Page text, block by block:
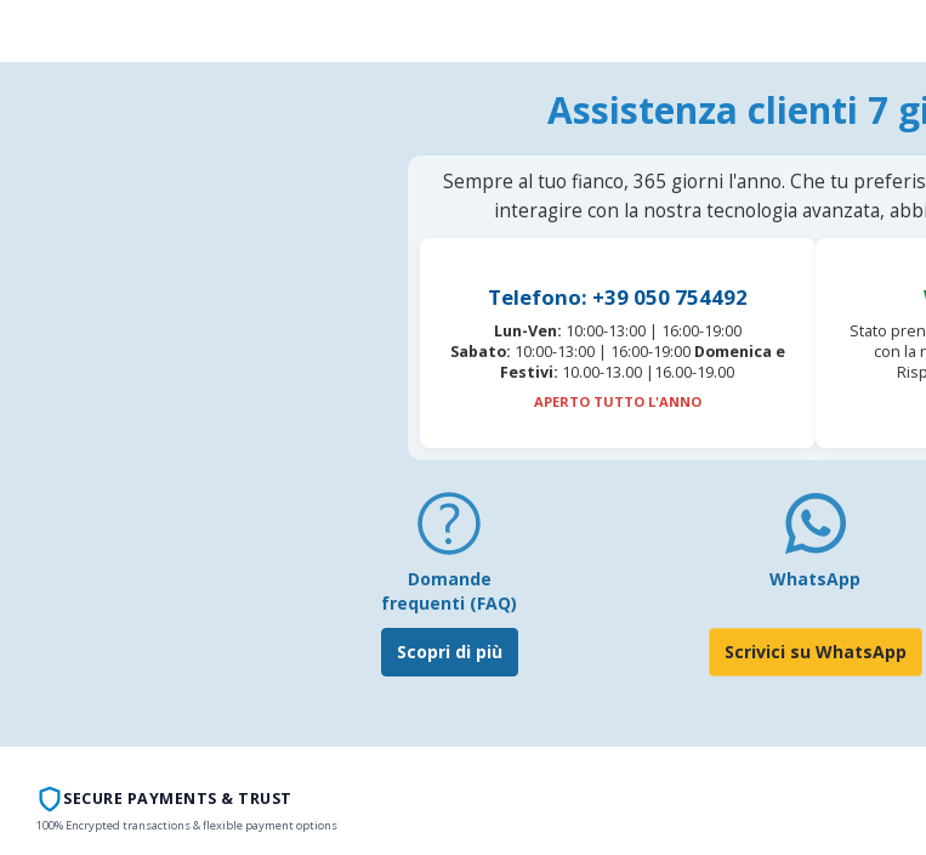
Assistenza clienti 7
Sempre al tuo fianco, 365 giorni l'anno. Che tu
interagire con la nostra tecnologia avanzata,
Telefono: +39 050 754492
Lun-Ven: 10:00-13:00 | 16:00-19:00
Sabato: 10:00-13:00 | 16:00-19:00 Domenica e
Festivi: 10.00-13.00 |16.00-19.00
APERTO TUTTO L'ANNO
Stato
con la
Domande
frequenti (FAQ)
Scopri di più
WhatsApp
Scrivici su WhatsApp
SECURE PAYMENTS & TRUST
100% Encrypted transactions & flexible payment options